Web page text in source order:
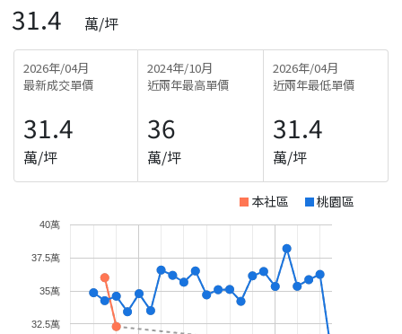
31.4 萬/坪
2026年/04月
最新成交單價
31.4
萬/坪
2024年/10月
近兩年最高單價
36
萬/坪
2026年/04月
近兩年最低單價
31.4
萬/坪
本社區 桃園區
32.5萬
35萬
37.5萬
40萬